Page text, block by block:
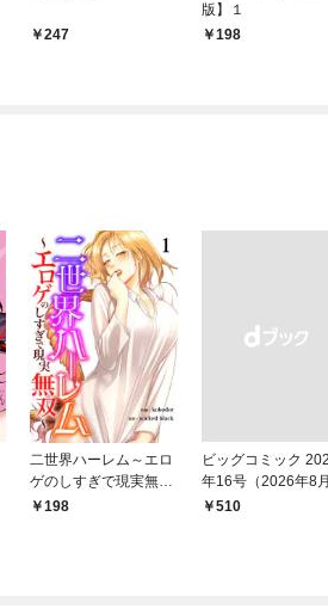
247
版】１
198
二世界ハーレム～エロ
ゲのしすぎで現実無双
～１198
ビッグコミック
年16号（2026年8月
日発売）
￥510